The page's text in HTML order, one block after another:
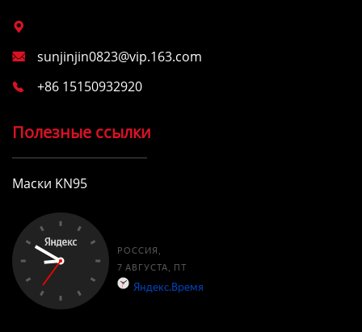

 sunjinjin0823@vip.163.com
 +86 15150932920
Полезные ссылки
Маски KN95